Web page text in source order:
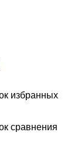
избранных
сравнения